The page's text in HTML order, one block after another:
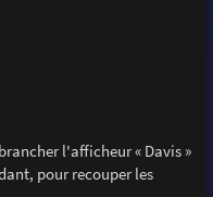
l'afficheur « Davis »
pour recouper les